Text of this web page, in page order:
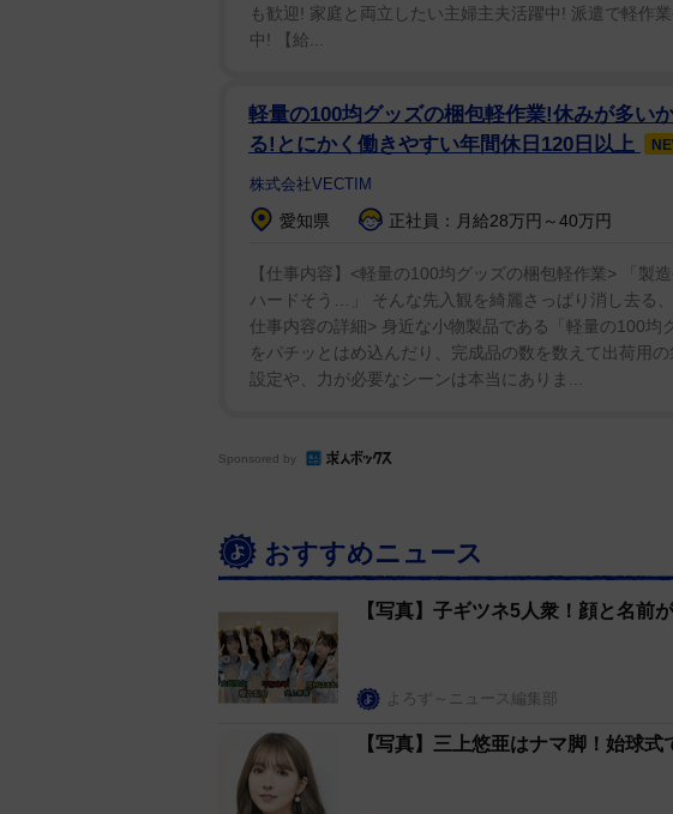
も歓迎! 家庭と両立したい主婦主夫活躍中! 派遣で軽作
中! 【給...
軽量の100均グッズの梱包軽作業!休みが多い
る!とにかく働きやすい年間休日120日以上
株式会社VECTIM
愛知県 正社員：月給28万円～40万円
【仕事内容】<軽量の100均グッズの梱包軽作業> 「製
ハードそう…」 そんな先入観を綺麗さっぱり消し去る
仕事内容の詳細> 身近な小物製品である「軽量の100均
をパチッとはめ込んだり、完成品の数を数えて出荷用
設定や、力が必要なシーンは本当にありま...
Sponsored by
おすすめニュース
【写真】子ギツネ5人衆！顔と名前
よろず～ニュース編集部
【写真】三上悠亜はナマ脚！始球式